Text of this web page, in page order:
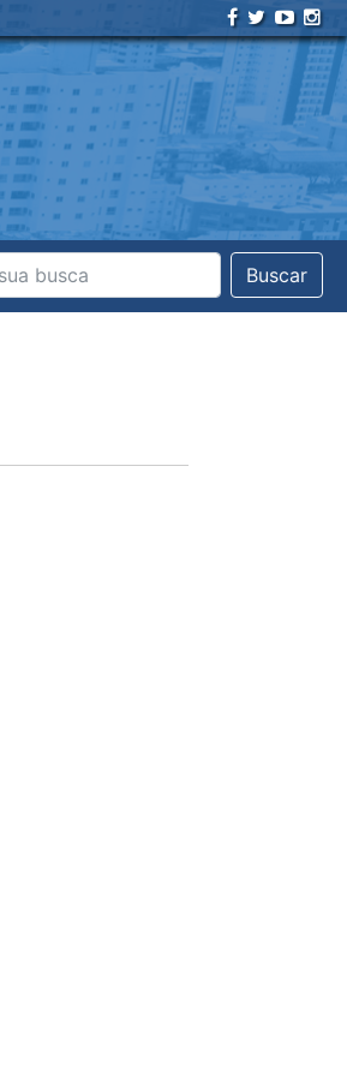
Buscar